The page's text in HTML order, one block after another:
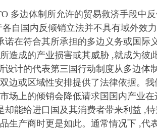
多边体制所允许的贸易救济手段中
各自国内反倾销立法并不具有域外效
诺在符合其所承担的多边义务或国际
造成的产业损害或其威胁 ,就成为彼
设计的代表第三国行动制度从多边体
边或区域性安排提供了法律依据。
场上的倾销会降低请求国国内产业
却能给进口国及其消费者带来利益 ,
生产商时更是如此。通常情况下 ,代